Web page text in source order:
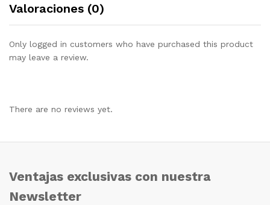
Valoraciones (0)
Only logged in customers who have purchased this product
may leave a review.
There are no reviews yet.
Ventajas exclusivas con nuestra
Newsletter